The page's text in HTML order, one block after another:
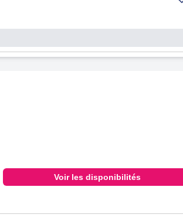
d'hygiène.
l'expérience globale des clients. Que ce
et attentionné.
les activités pour enfants, une piscine
de lits spacieux et confortables.
et la qualité générale du service. Sa
pour les courts séjours, en particulier
Salis est fréquemment considéré
confortable, propre et moderne qui
Voir les disponibilités